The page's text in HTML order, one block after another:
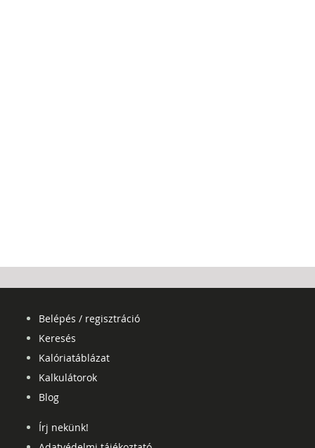
Belépés / regisztráció
Keresés
Kalóriatáblázat
Kalkulátorok
Blog
Írj nekünk!